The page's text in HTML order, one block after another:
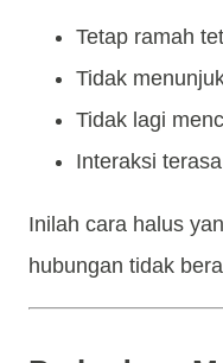
Tetap ramah
Tidak
Tidak lagi
Interaksi
Inilah cara halus
hubungan tidak